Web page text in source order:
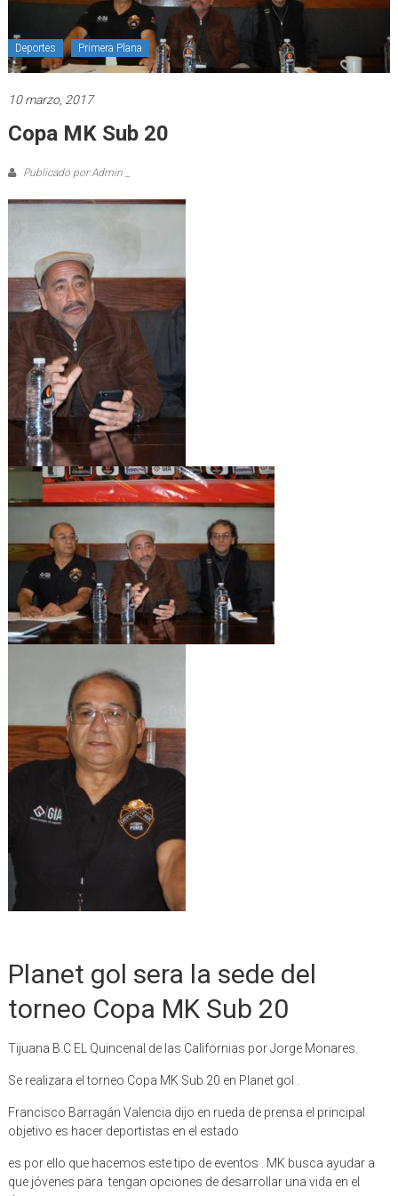
Deportes Primera Plana
10 marzo, 2017
Copa MK Sub 20
Publicado por:Admin _
Planet gol sera la sede del
torneo Copa MK Sub 20
Tijuana B.C EL Quincenal de las Californias por Jorge Monares.
Se realizara el torneo Copa MK Sub 20 en Planet gol .
Francisco Barragán Valencia dijo en rueda de prensa el principal
objetivo es hacer deportistas en el estado
es por ello que hacemos este tipo de eventos . MK busca ayudar a
que jóvenes para tengan opciones de desarrollar una vida en el